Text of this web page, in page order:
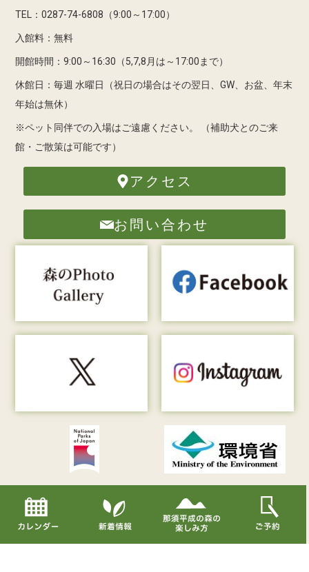
TEL：0287-74-6808（9:00～17:00）
入館料：無料
開館時間：9:00～16:30（5,7,8月は～17:00まで）
休館日：毎週 水曜日（祝日の場合はその翌日、GW、お盆、年末
年始は無休）
※ペット同伴での入場はご遠慮ください。
（補助犬とのご来
館・ご散策は可能です）
アクセス
お問い合わせ